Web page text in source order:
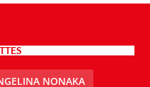
NONAKA